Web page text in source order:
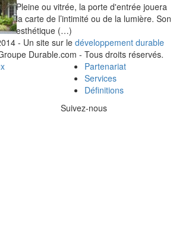
Pleine ou vitrée, la porte d'entrée jouera
la carte de l’intimité ou de la lumière. Son
esthétique (…)
- Un site sur le développement durable
Durable.com - Tous droits réservés.
Partenariat
Services
Définitions
Suivez-nous